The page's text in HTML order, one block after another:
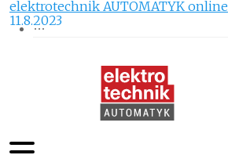
elektrotechnik AUTOMATYK online
11.8.2023